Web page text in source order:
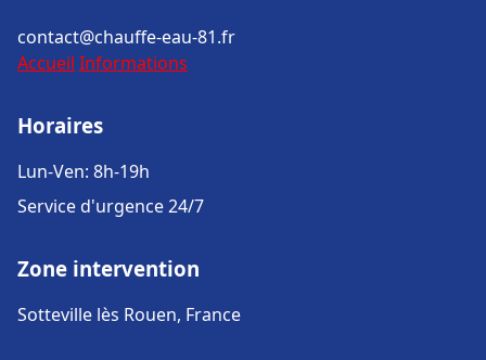
contact@chauffe-eau-81.fr
Accueil Informations
Horaires
Lun-Ven: 8h-19h
Service d'urgence 24/7
Zone intervention
Sotteville lès Rouen, France